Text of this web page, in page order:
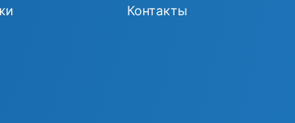
Контакты